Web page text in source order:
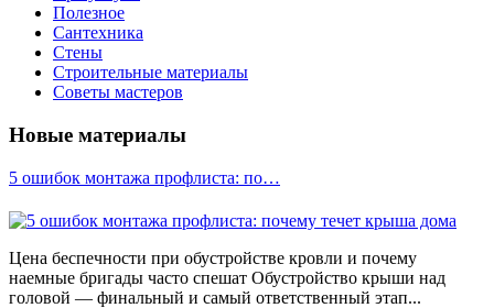
Полезное
Сантехника
Стены
Строительные материалы
Советы мастеров
Новые материалы
5 ошибок монтажа профлиста: по…
Цена беспечности при обустройстве кровли и почему
наемные бригады часто спешат Обустройство крыши над
головой — финальный и самый ответственный этап...